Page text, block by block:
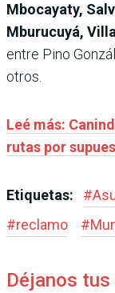
Mbocayaty,
Mburucuyá,
entre Pino
otros.
Leé más:
rutas por
Etiquetas: #
#reclamo #
Déjanos